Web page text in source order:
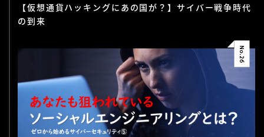
【仮想通貨ハッキングにあの国が？】サイバー戦争時代
の到来
No.
26